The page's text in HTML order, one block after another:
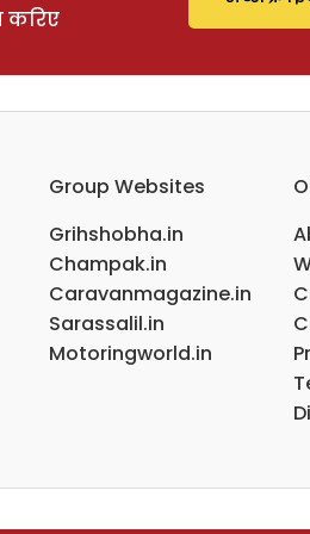
करिए
Group Websites
Grihshobha.in
Champak.in
Caravanmagazine.in
Sarassalil.in
Motoringworld.in